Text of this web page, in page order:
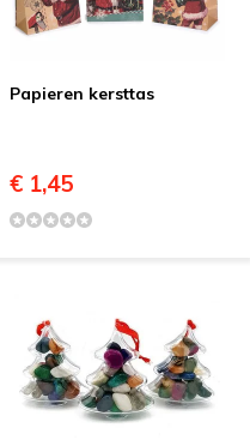
Papieren kersttas
€ 1,45